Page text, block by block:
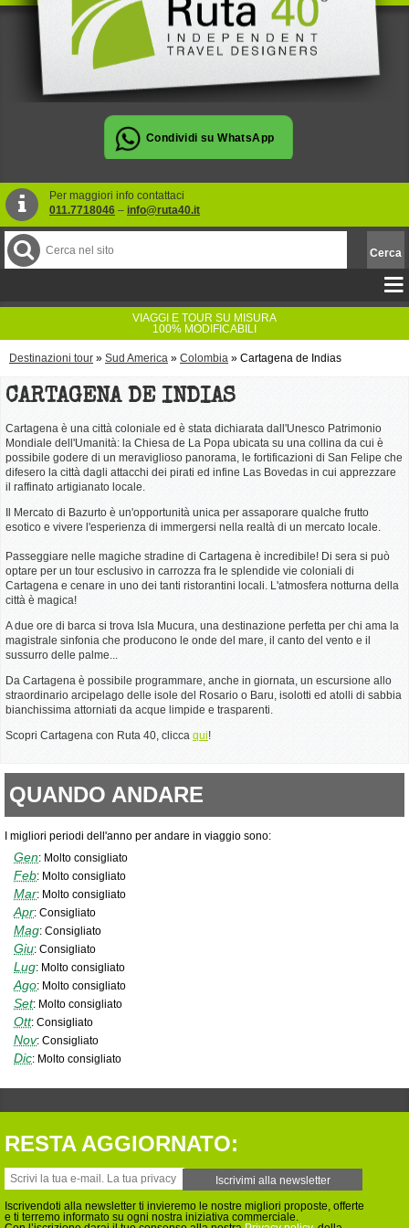
Per maggiori info contattaci
011.7718046 – info@ruta40.it
VIAGGI E TOUR SU MISURA
100% MODIFICABILI
Destinazioni tour » Sud America » Colombia » Cartagena de Indias
CARTAGENA DE INDIAS
Cartagena è una città coloniale ed è stata dichiarata dall'Unesco Patrimonio
Mondiale dell'Umanità: la Chiesa de La Popa ubicata su una collina da cui è
possibile godere di un meraviglioso panorama, le fortificazioni di San Felipe che
difesero la città dagli attacchi dei pirati ed infine Las Bovedas in cui apprezzare
il raffinato artigianato locale.
Il Mercato di Bazurto è un'opportunità unica per assaporare qualche frutto
esotico e vivere l'esperienza di immergersi nella realtà di un mercato locale.
Passeggiare nelle magiche stradine di Cartagena è incredibile! Di sera si può
optare per un tour esclusivo in carrozza fra le splendide vie coloniali di
Cartagena e cenare in uno dei tanti ristorantini locali. L'atmosfera notturna della
città è magica!
A due ore di barca si trova Isla Mucura, una destinazione perfetta per chi ama la
magistrale sinfonia che producono le onde del mare, il canto del vento e il
sussurro delle palme...
Da Cartagena è possibile programmare, anche in giornata, un escursione allo
straordinario arcipelago delle isole del Rosario o Baru, isolotti ed atolli di sabbia
bianchissima attorniati da acque limpide e trasparenti.
Scopri Cartagena con Ruta 40, clicca qui!
QUANDO ANDARE
I migliori periodi dell'anno per andare in viaggio sono:
Gen: Molto consigliato
Feb: Molto consigliato
Mar: Molto consigliato
Apr: Consigliato
Mag: Consigliato
Giu: Consigliato
Lug: Molto consigliato
Ago: Molto consigliato
Set: Molto consigliato
Ott: Consigliato
Nov: Consigliato
Dic: Molto consigliato
RESTA AGGIORNATO:
Iscrivendoti alla newsletter ti invieremo le nostre migliori proposte, offerte
e ti terremo informato su ogni nostra iniziativa commerciale.